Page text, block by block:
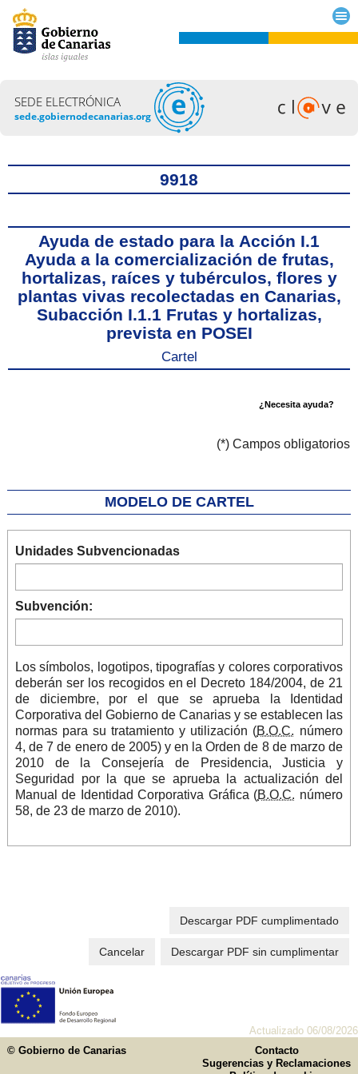
SEDE ELECTRÓNICA
sede.gobiernodecanarias.org
9918
Ayuda de estado para la Acción I.1
Ayuda a la comercialización de frutas,
hortalizas, raíces y tubérculos, flores y
plantas vivas recolectadas en Canarias,
Subacción I.1.1 Frutas y hortalizas,
prevista en POSEI
Cartel
¿Necesita ayuda?
(*) Campos obligatorios
MODELO DE CARTEL
Unidades Subvencionadas
Subvención:
Los símbolos, logotipos, tipografías y colores corporativos
deberán ser los recogidos en el Decreto 184/2004, de 21
de diciembre, por el que se aprueba la Identidad
Corporativa del Gobierno de Canarias y se establecen las
normas para su tratamiento y utilización (B.O.C. número
4, de 7 de enero de 2005) y en la Orden de 8 de marzo de
2010 de la Consejería de Presidencia, Justicia y
Seguridad por la que se aprueba la actualización del
Manual de Identidad Corporativa Gráfica (B.O.C. número
58, de 23 de marzo de 2010).
Descargar PDF cumplimentado
Descargar PDF sin cumplimentar
Cancelar
Actualizado 06/08/2026
© Gobierno de Canarias
Contacto
Sugerencias y Reclamaciones